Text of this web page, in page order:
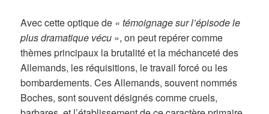
Avec cette optique de « témoignage sur l’épisode le
plus dramatique vécu », on peut repérer comme
thèmes principaux la brutalité et la méchanceté des
Allemands, les réquisitions, le travail forcé ou les
bombardements. Ces Allemands, souvent nommés
Boches, sont souvent désignés comme cruels,